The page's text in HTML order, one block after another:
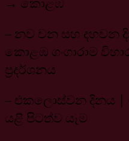
– නව වන සහ දහවන
කොළඹ ගංගාරාම
ප්‍රදර්ශනය
– එකලොස්වන දිනය |
යළි පිටත්ව යෑම